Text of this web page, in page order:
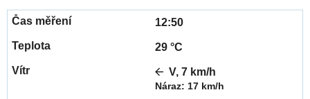
12:50
29 °C
V, 7 km/h
Náraz: 17 km/h